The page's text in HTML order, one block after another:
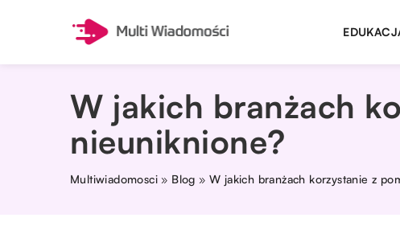
W jakich branżach
nieuniknione?
Multiwiadomosci » Blog »W jakich branżach korzystanie z